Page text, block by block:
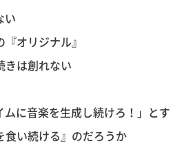
い
オリジナル』
きは創れない
に音楽を生成し続けろ！」とす
食い続ける』のだろうか